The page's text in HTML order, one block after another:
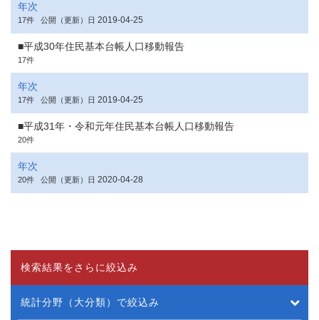
年次
17件 公開（更新）日 2019-04-25
■平成30年住民基本台帳人口移動報告
17件
年次
17件 公開（更新）日 2019-04-25
■平成31年・令和元年住民基本台帳人口移動報告
20件
年次
20件 公開（更新）日 2020-04-28
検索結果をさらに絞込み
統計分野（大分類）で絞込み